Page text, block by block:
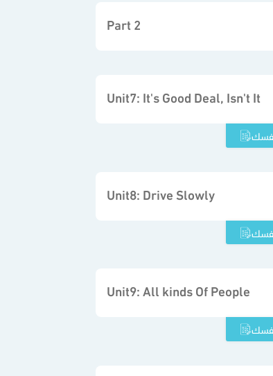
Part 2
Unit7: It's Good Deal, Isn't It
Unit8: Drive Slowly
Unit9: All kinds Of People